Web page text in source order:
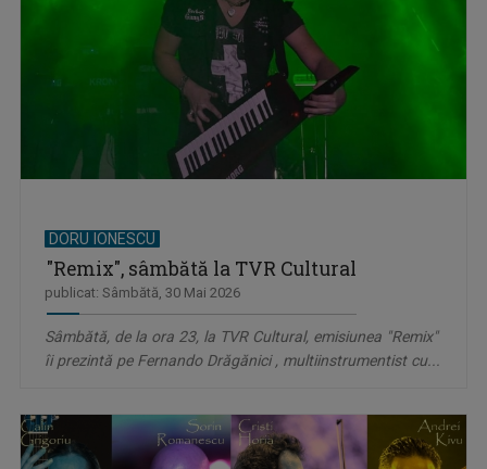
DORU IONESCU
"Remix", sâmbătă la TVR Cultural
publicat: Sâmbătă, 30 Mai 2026
Sâmbătă, de la ora 23, la TVR Cultural, emisiunea "Remix"
îi prezintă pe Fernando Drăgănici , multiinstrumentist cu...